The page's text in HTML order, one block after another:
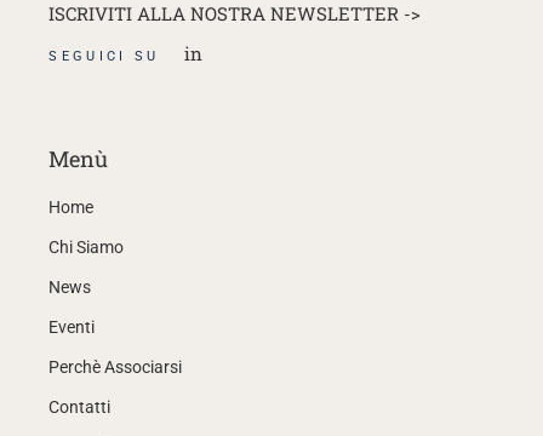
ISCRIVITI ALLA NOSTRA NEWSLETTER ->
SEGUICI SU in
Menù
Home
Chi Siamo
News
Eventi
Perchè Associarsi
Contatti